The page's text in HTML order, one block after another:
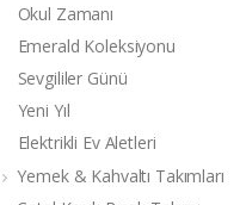
Okul Zamanı
Emerald Koleksiyonu
Sevgililer Günü
Yeni Yıl
Elektrikli Ev Aletleri
Yemek & Kahvaltı Takımları